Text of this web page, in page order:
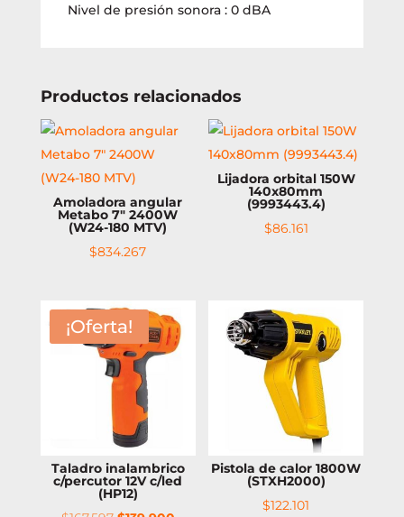
Nivel de presión sonora : 0 dBA
Productos relacionados
Amoladora angular
Metabo 7″ 2400W
(W24-180 MTV)
$834.267
Lijadora orbital 150W
140x80mm
(9993443.4)
$86.161
¡Oferta!
Taladro inalambrico
c/percutor 12V c/led
(HP12)
Pistola de calor 1800W
(STXH2000)
$122.101